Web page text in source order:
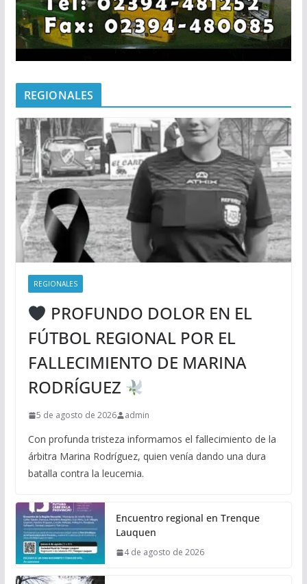
REGIONALES
REGIONALES
PROFUNDO DOLOR EN EL
FÚTBOL REGIONAL POR EL
FALLECIMIENTO DE MARINA
RODRÍGUEZ
5 de agosto de 2026 admin
Con profunda tristeza informamos el fallecimiento de la
árbitra Marina Rodríguez, quien venía dando una dura
batalla contra la leucemia.
Encuentro regional en Trenque
Lauquen
4 de agosto de 2026